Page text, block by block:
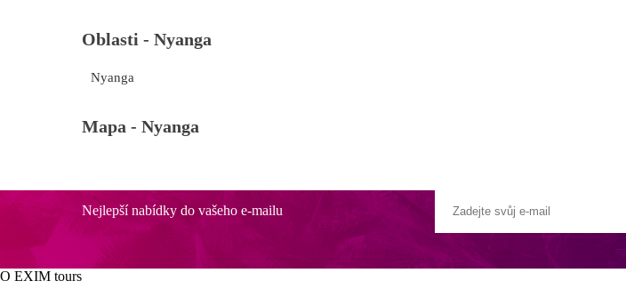
Oblasti - Nyanga
Nyanga
Mapa - Nyanga
Nejlepší nabídky do vašeho e-mailu
O EXIM tours